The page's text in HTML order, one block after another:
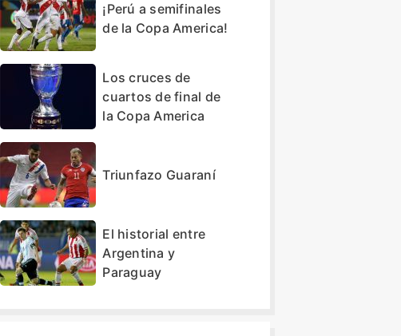
¡Perú a semifinales
de la Copa America!
Los cruces de
cuartos de final de
la Copa America
Triunfazo Guaraní
El historial entre
Argentina y
Paraguay